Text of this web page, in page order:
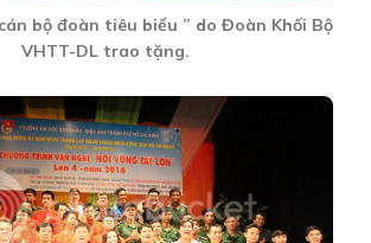
bộ đoàn tiêu biểu ” do Đoàn Khối Bộ
VHTT-DL trao tặng.